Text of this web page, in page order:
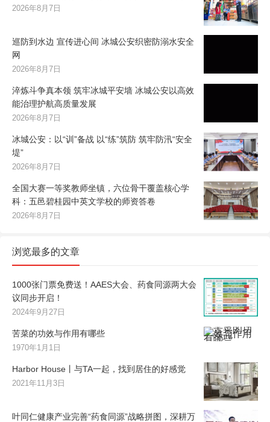
2026年8月7日
巡防到水边 宣传进心间 冰城公安织密防溺水安全
网
2026年8月7日
淬炼斗争真本领 筑牢冰城平安墙 冰城公安以高效
能治理护航高质量发展
2026年8月7日
冰城公安：以“训”备战 以“练”筑防 筑牢防汛“安全
堤”
2026年8月7日
全国大赛一等奖教师坐镇，六位骨干覆盖核心学
科：五邑碧桂园中英文学校的师资答卷
2026年8月7日
浏览最多的文章
1000张门票免费送！AAES大会、药食同源两大会
议同步开启！
2024年9月27日
苦菜的功效与作用有哪些
1970年1月1日
Harbor House丨与TA一起，找到居住的好感觉
2021年11月3日
叶同仁健康产业完善“药食同源”战略拼图，深耕万